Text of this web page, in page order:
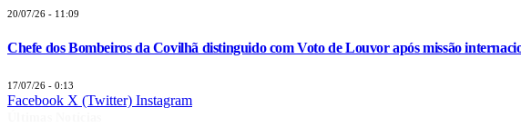
20/07/26 - 11:09
Chefe dos Bombeiros da Covilhã distinguido com Voto de Louvor após missão
17/07/26 - 0:13
Facebook X (Twitter) Instagram